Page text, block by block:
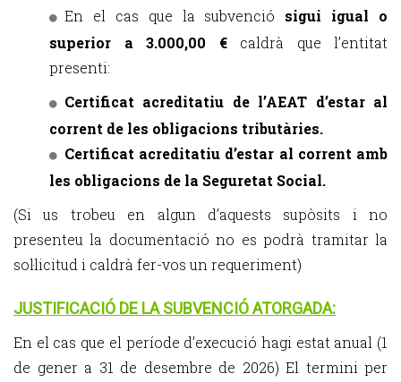
En el cas que la subvenció sigui igual o
superior a 3.000,00 €caldrà que l’entitat
presenti:
Certificat acreditatiu de l’AEAT d’estar al
corrent de les obligacions tributàries.
Certificat acreditatiu d’estar al corrent amb
les obligacions de la Seguretat Social.
(Si us trobeu en algun d’aquests supòsits i no
presenteu la documentació no es podrà tramitar la
sol·licitud i caldrà fer-vos un requeriment)
JUSTIFICACIÓ DE LA SUBVENCIÓ ATORGADA:
En el cas que el període d’execució hagi estat anual (1
de gener a 31 de desembre de 2026) El termini per